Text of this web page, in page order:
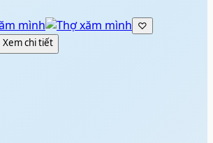
mình
♡
chi tiết